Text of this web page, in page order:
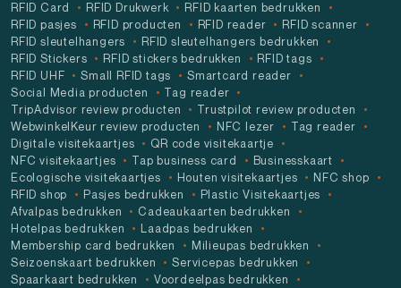
RFID Card
RFID Drukwerk
RFID kaarten bedrukken
RFID pasjes
RFID producten RFID reader
RFID scanner
RFID sleutelhangers
RFID sleutelhangers bedrukken
RFID Stickers
RFID stickers bedrukken
RFID tags
RFID UHF
Small RFID tags
Smartcard reader
Social Media producten
Tag reader
TripAdvisor review producten
Trustpilot review producten
WebwinkelKeur review producten
NFC lezer
Tag reader
Digitale visitekaartjes
QR code visitekaartje
NFC visitekaartjes
Tap business card
Businesskaart
Ecologische visitekaartjes
Houten visitekaartjes
NFC shop
RFID shop
Pasjes bedrukken
Plastic Visitekaartjes
Afvalpas bedrukken
Cadeaukaarten bedrukken
Hotelpas bedrukken
Laadpas bedrukken
Membership card bedrukken
Milieupas bedrukken
Seizoenskaart bedrukken
Servicepas bedrukken
Spaarkaart bedrukken
Voordeelpas bedrukken